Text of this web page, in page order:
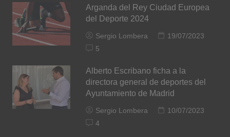
Arganda del Rey Ciudad Europea
del Deporte 2024
Sergio Lombera
19/07/2023
5
Alberto Escribano ficha a la
directora general de deportes del
Ayuntamiento de Madrid
Sergio Lombera
10/07/2023
4